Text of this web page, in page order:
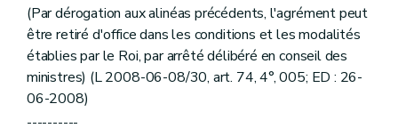
(Par dérogation aux alinéas précédents, l'agrément peut
être retiré d'office dans les conditions et les modalités
établies par le Roi, par arrêté délibéré en conseil des
ministres) (L 2008-06-08/30, art. 74, 4°, 005; ED : 26-
06-2008)
----------